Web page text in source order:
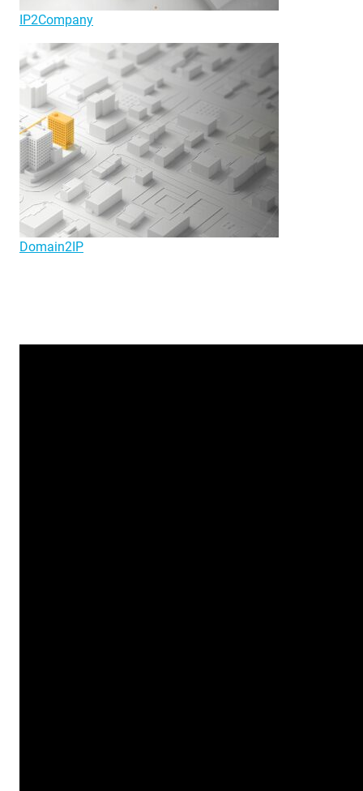
IP2Company
Domain2IP